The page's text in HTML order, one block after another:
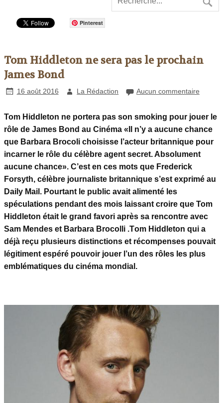
Pinterest
Tom Hiddleton ne sera pas le prochain
James Bond
16 août 2016 La Rédaction Aucun commentaire
Tom Hiddleton ne portera pas son smoking pour jouer le
rôle de James Bond au Cinéma «Il n’y a aucune chance
que Barbara Brocoli choisisse l’acteur britannique pour
incarner le rôle du célèbre agent secret. Absolument
aucune chance». C’est en ces mots que Frederick
Forsyth, célèbre journaliste britannique s’est exprimé au
Daily Mail. Pourtant le public avait alimenté les
spéculations pendant des mois laissant croire que Tom
Hiddleton était le grand favori après sa rencontre avec
Sam Mendes et Barbara Brocolli .Tom Hiddleton qui a
déjà reçu plusieurs distinctions et récompenses pouvait
légitiment espéré pouvoir jouer l’un des rôles les plus
emblématiques du cinéma mondial.